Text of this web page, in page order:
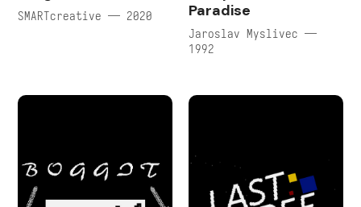
SMARTcreative — 2020
Paradise
Jaroslav Myslivec —
1992